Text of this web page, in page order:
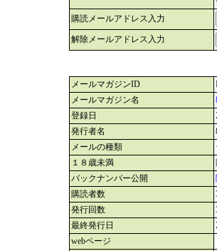
購読メールアドレス入力
解除メールアドレス入力
メールマガジンID
メールマガジン名
登録日
発行者名
メールの種類
１８歳未満
バックナンバー公開
購読者数
発行回数
最終発行日
webページ